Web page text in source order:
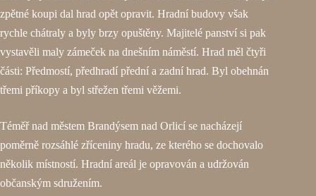
zpětné koupi dal hrad opět opravit. Hradní budovy však
rychle chátraly a byly brzy opuštěny. Majitelé panství si pak
vystavěli maly zámeček na dnešním náměstí. Hrad měl čtyři
části: Předmostí, předhradí přední a zadní hrad. Byl obehnán
třemi příkopy a byl střežen třemi věžemi.
Téměř nad městem Brandýsem nad Orlicí se nacházejí
poměrně rozsáhlé zříceniny hradu, ze kterého se dochovalo
několik místností. Hradní areál je opravován a udržován
občanským sdružením.